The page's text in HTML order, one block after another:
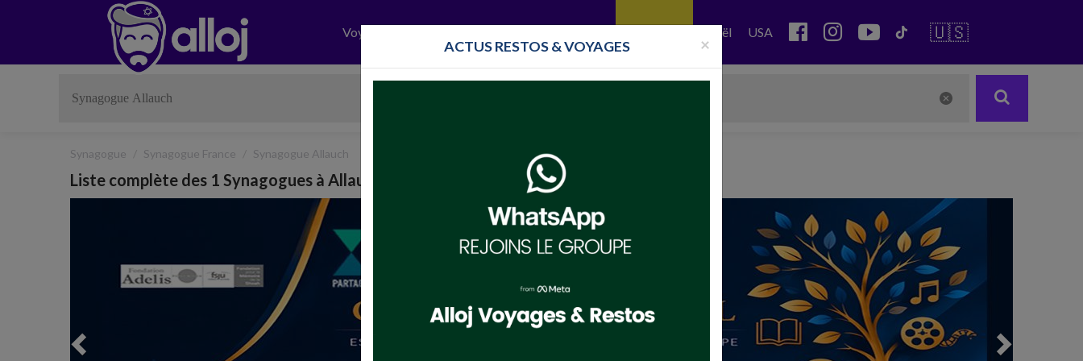
Voyages Israël USA 🇺🇸
Synagogue Synagogue France Synagogue Allauch
Liste complète des 1 Synagogues à Allauch
×
ACTUS RESTOS & VOYAGES